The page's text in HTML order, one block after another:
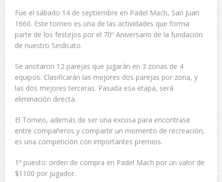
Fue el sábado 14 de septiembre en Padel Mach, San Juan
1660. Este torneo es una de las actividades que forma
parte de los festejos por el 70º Aniversario de la fundación
de nuestro Sindicato.
Se anotaron 12 parejas que jugarán en 3 zonas de 4
equipos. Clasificarán las mejores dos parejas por zona, y
las dos mejores terceras. Pasada esa etapa, será
eliminación directa.
El Torneo, además de ser una excusa para encontrase
entre compañeros y compartir un momento de recreación,
es una competición con importantes premios.
1º puesto: orden de compra en Padel Mach por un valor de
$1100 por jugador.